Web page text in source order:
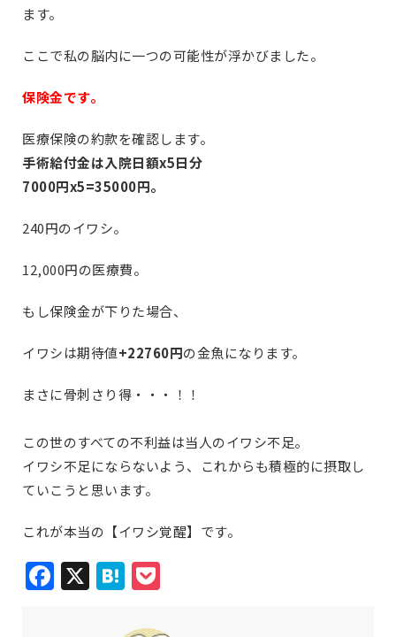
ます。
ここで私の脳内に一つの可能性が浮かびました。
保険金です。
医療保険の約款を確認します。
手術給付金は入院日額x5日分
7000円x5=35000円。
240円のイワシ。
12,000円の医療費。
もし保険金が下りた場合、
イワシは期待値+22760円の金魚になります。
まさに骨刺さり得・・・！！
この世のすべての不利益は当人のイワシ不足。
イワシ不足にならないよう、これからも積極的に摂取し
ていこうと思います。
これが本当の【イワシ覚醒】です。
Facebook
X Hatena